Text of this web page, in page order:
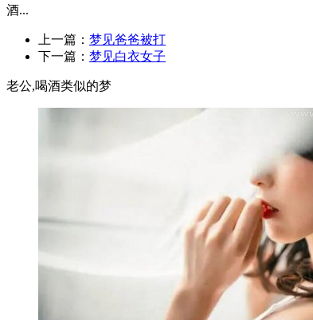
酒...
上一篇： 梦见爸爸被打
下一篇： 梦见白衣女子
老公,喝酒类似的梦